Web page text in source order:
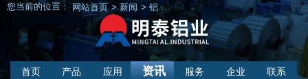
首页 产品 应用 资讯 服务 企业 联系
您当前的位置：网站首页 > 新闻 > 铝材资讯